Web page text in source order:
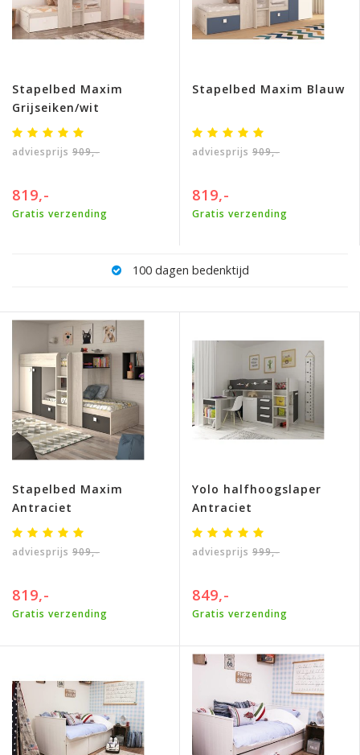
Stapelbed Maxim
Grijseiken/wit
adviesprijs 909,-
819,-
Gratis verzending
Stapelbed Maxim Blauw
adviesprijs 909,-
819,-
Gratis verzending
100 dagen bedenktijd
Stapelbed Maxim
Antraciet
adviesprijs 909,-
819,-
Gratis verzending
Yolo halfhoogslaper
Antraciet
adviesprijs 999,-
849,-
Gratis verzending